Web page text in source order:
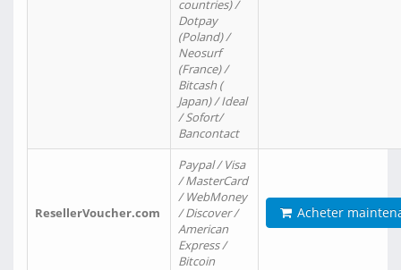
countries) /
Dotpay
(Poland) /
Neosurf
(France) /
Bitcash (
Japan) / Ideal
/ Sofort/
Bancontact
ResellerVoucher.com
Paypal / Visa
/ MasterCard
/ WebMoney
/ Discover /
American
Express /
Bitcoin
Acheter